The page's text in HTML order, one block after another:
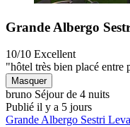
Grande Albergo
10/10 Excellent
"hôtel très bien placé entre
Masquer
bruno Séjour de 4 nuits
Publié il y a 5 jours
Grande Albergo Sestri